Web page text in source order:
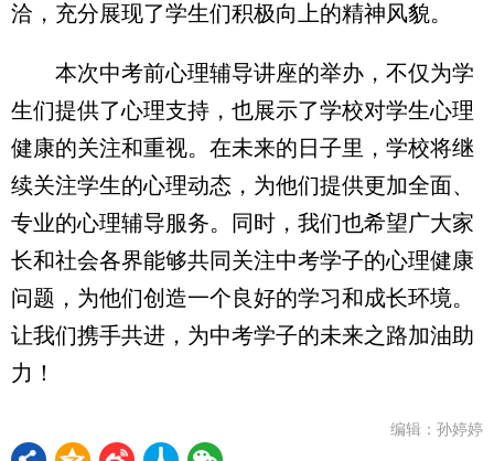
洽，充分展现了学生们积极向上的精神风貌。
本次中考前心理辅导讲座的举办，不仅为学
生们提供了心理支持，也展示了学校对学生心理
健康的关注和重视。在未来的日子里，学校将继
续关注学生的心理动态，为他们提供更加全面、
专业的心理辅导服务。同时，我们也希望广大家
长和社会各界能够共同关注中考学子的心理健康
问题，为他们创造一个良好的学习和成长环境。
让我们携手共进，为中考学子的未来之路加油助
力！
编辑：孙婷婷